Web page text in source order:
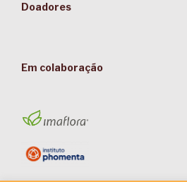
Doadores
Em colaboração